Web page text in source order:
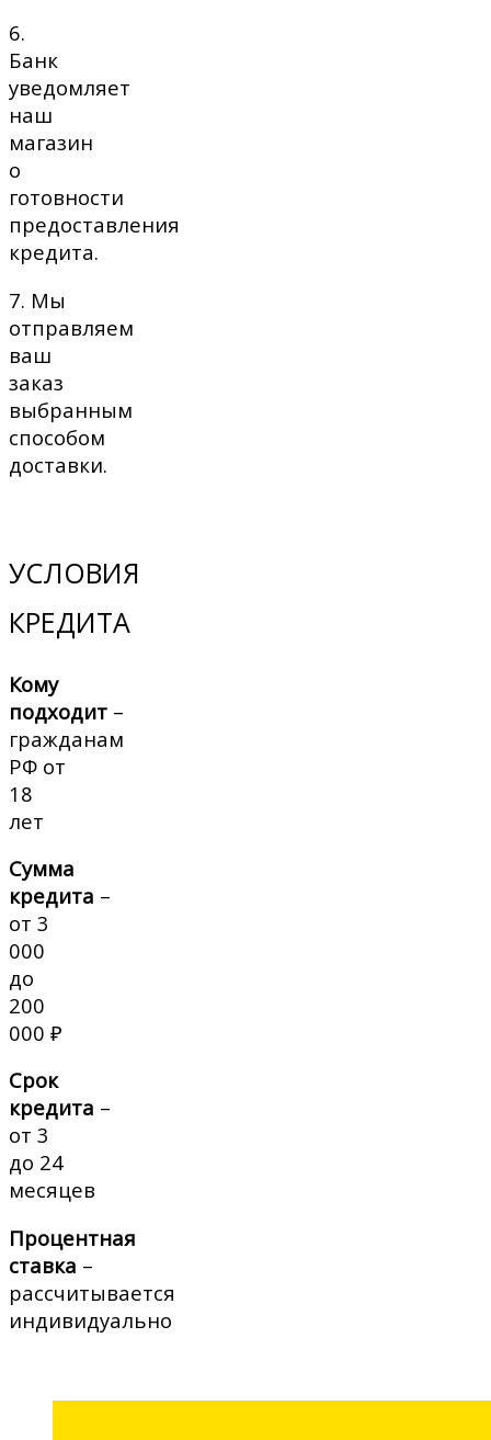
6.
Банк
уведомляет
наш
магазин
о
готовности
предоставления
кредита.
7. Мы
отправляем
ваш
заказ
выбранным
способом
доставки.
УСЛОВИЯ
КРЕДИТА
Кому
подходит –
гражданам
РФ от
18
лет
Сумма
кредита –
от 3
000
до
200
000 ₽
Срок
кредита –
от 3
до 24
месяцев
Процентная
ставка –
рассчитывается
индивидуально